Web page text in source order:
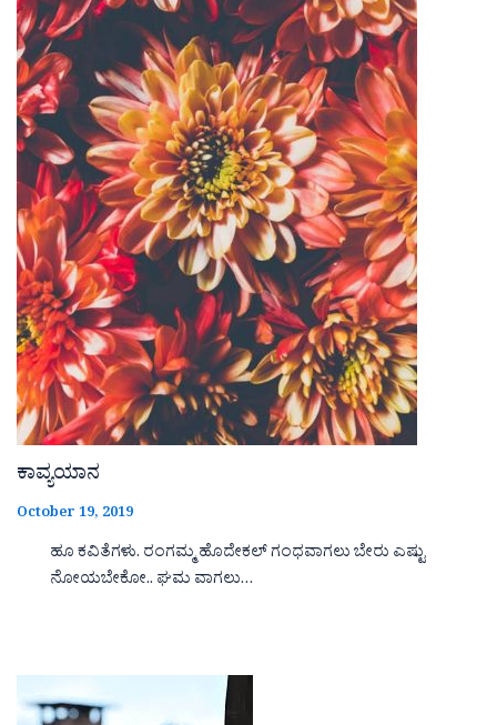
ಕಾವ್ಯಯಾನ
October 19, 2019
ಹೂ ಕವಿತೆಗಳು. ರಂಗಮ್ಮ ಹೊದೇಕಲ್ ಗಂಧವಾಗಲು ಬೇರು ಎಷ್ಟು
ನೋಯಬೇಕೋ.. ಘಮ ವಾಗಲು…